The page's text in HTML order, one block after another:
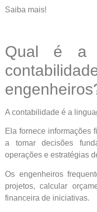
Saiba mais!
Qual é a
A contabilidade é a
Ela fornece informações
a tomar decisões
operações e estratégias
Os engenheiros
projetos, calcular
financeira de iniciativas.